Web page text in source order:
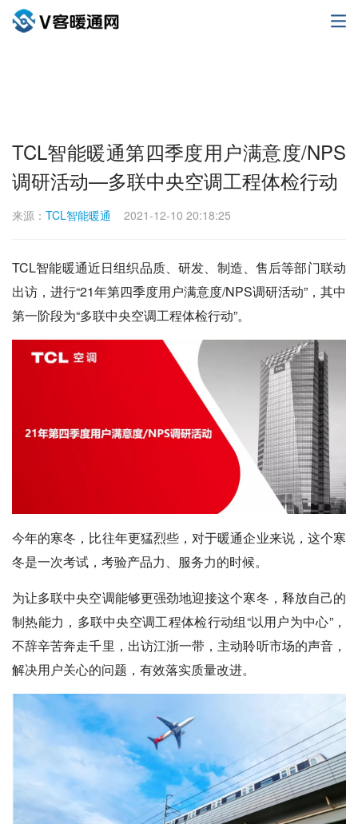
TCL智能暖通第四季度用户满意度/NPS
调研活动—多联中央空调工程体检行动
来源： TCL智能暖通 2021-12-10 20:18:25
TCL智能暖通近日组织品质、研发、制造、售后等部门联动
出访，进行“21年第四季度用户满意度/NPS调研活动”，其中
第一阶段为“多联中央空调工程体检行动”。
今年的寒冬，比往年更猛烈些，对于暖通企业来说，这个寒
冬是一次考试，考验产品力、服务力的时候。
为让多联中央空调能够更强劲地迎接这个寒冬，释放自己的
制热能力，多联中央空调工程体检行动组“以用户为中心”，
不辞辛苦奔走千里，出访江浙一带，主动聆听市场的声音，
解决用户关心的问题，有效落实质量改进。